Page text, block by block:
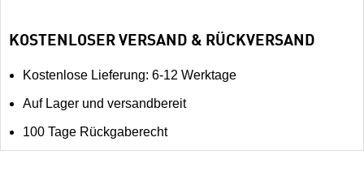
KOSTENLOSER VERSAND & RÜCKVERSAND
Kostenlose Lieferung: 6-12 Werktage
Auf Lager und versandbereit
100 Tage Rückgaberecht